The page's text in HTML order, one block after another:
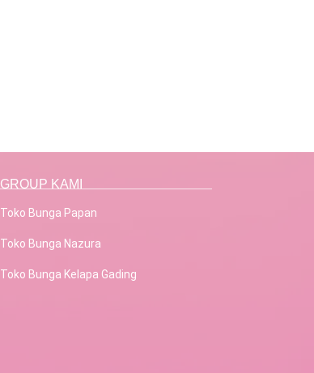
GROUP KAMI
Toko Bunga Papan
Toko Bunga Nazura
Toko Bunga Kelapa Gading